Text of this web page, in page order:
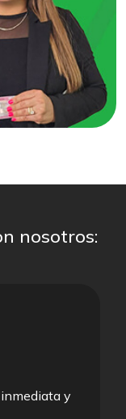
nosotros:
y